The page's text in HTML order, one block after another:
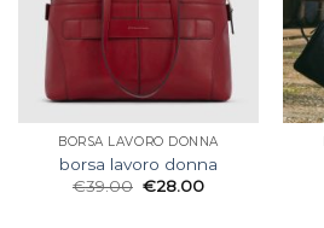
BORSA LAVORO DONNA
borsa lavoro donna
€39.00 €28.00